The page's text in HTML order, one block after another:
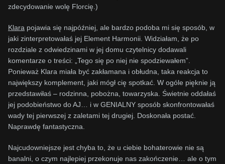
zdecydowanie wolę Florcię.)
Klara pojawia się najpóźniej, ale bardzo podoba mi się sposób, w
jaki zinterpretowałaś jej Element Harmonii. Widziałam, że po
rozdziale z odwiedzinami w jej domu czytelnicy dodawali
komentarze o treści: „Tego się po niej nie spodziewałem”.
Ponieważ Klara miała być zakłamana i obłudna, taka reakcja to
największy komplement, jaki mógł cię spotkać. W ogóle pięknie ją
przedstawiłaś – rodzinna, pobożna, towarzyska. Świetnie oddałaś
jej podobieństwo do AJ… i w GENIALNY sposób skonfrontowałaś
wady tej pierwszej z zaletami tej drugiej. Doskonała postać.
Naprawdę fantastyczna.
Najcudowniejsze jest chyba to, że u ciebie bohaterowie nie są
banalni, o czym najlepiej przekonuje nas zakończenie… ale o tym